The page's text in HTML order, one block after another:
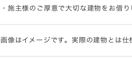
・施主様のご厚意で大切な建物をお借
画像はイメージです。実際の建物とは